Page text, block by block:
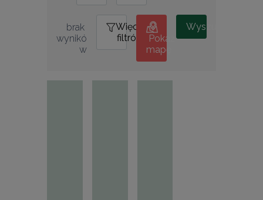
brak
wynikó
w
Więcej
filtrów
0
Pokaż
mapę
Wyszukiwanie